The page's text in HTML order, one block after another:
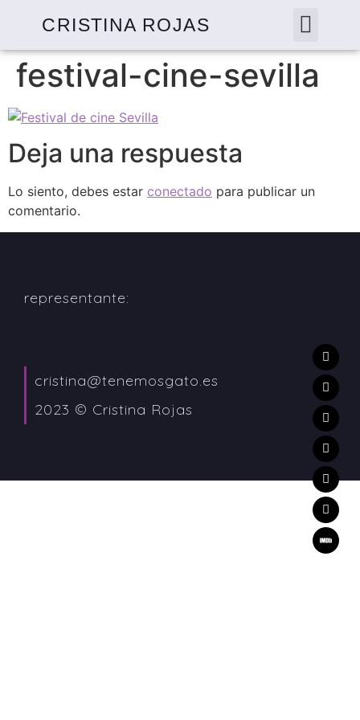
CRISTINA ROJAS
festival-cine-sevilla
Deja una respuesta
Lo siento, debes estar conectado para publicar un
comentario.
representante:
cristina@tenemosgato.es
2023 © Cristina Rojas